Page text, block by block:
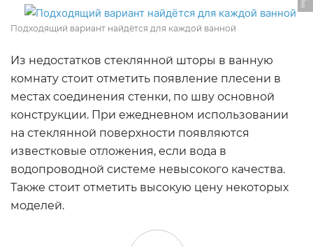
Подходящий вариант найдётся для каждой ванной
Из недостатков стеклянной шторы в ванную
комнату стоит отметить появление плесени в
местах соединения стенки, по шву основной
конструкции. При ежедневном использовании
на стеклянной поверхности появляются
известковые отложения, если вода в
водопроводной системе невысокого качества.
Также стоит отметить высокую цену некоторых
моделей.